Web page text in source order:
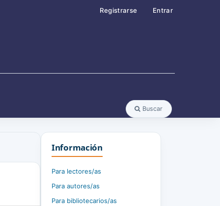
Buscar
Registrarse Entrar
Información
Para lectores/as
Para autores/as
Para bibliotecarios/as